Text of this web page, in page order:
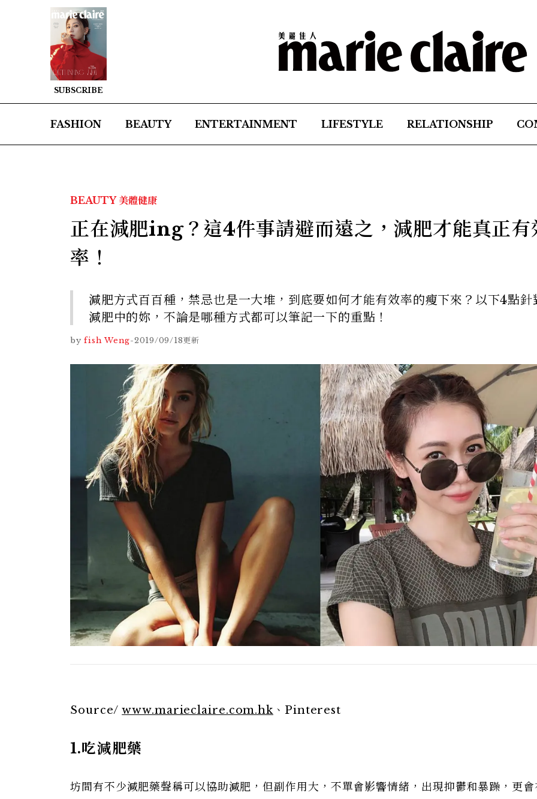
SUBSCRIBE
FASHION BEAUTY ENTERTAINMENT LIFESTYLE RELATIONSHIP
BEAUTY 美體健康
正在減肥ing？這4件事請避而遠之，減肥才能真正有
率！
減肥方式百百種，禁忌也是一大堆，到底要如何才能有效率的瘦下來？以下4點針
減肥中的妳，不論是哪種方式都可以筆記一下的重點！
by fish Weng-2019/09/18更新
Source/www.marieclaire.com.hk 、Pinterest
1.吃減肥藥
坊間有不少減肥藥聲稱可以協助減肥，但副作用大，不單會影響情緒，出現抑鬱和暴躁，更